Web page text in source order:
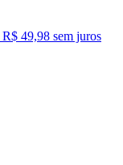
R$ 49,98 sem juros